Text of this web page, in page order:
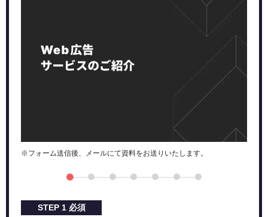
まとめ
※フォーム送信後、メールにて資料をお送りいたします。
STEP 1 必須